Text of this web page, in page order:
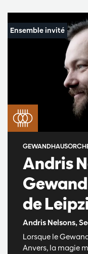
Andris
de
Andris Nelsons,
Lorsque le
Anvers, la magie